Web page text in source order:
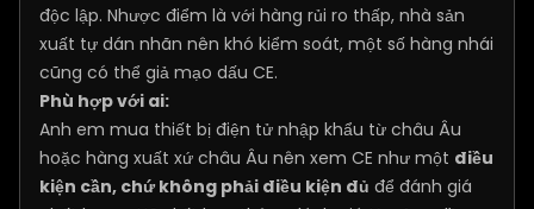
độc lập. Nhược điểm là với hàng rủi ro thấp, nhà sản
xuất tự dán nhãn nên khó kiểm soát, một số hàng nhái
cũng có thể giả mạo dấu CE.
Phù hợp với ai:
Anh em mua thiết bị điện tử nhập khẩu từ châu Âu
hoặc hàng xuất xứ châu Âu nên xem CE như một điều
kiện cần, chứ không phải điều kiện đủ để đánh giá